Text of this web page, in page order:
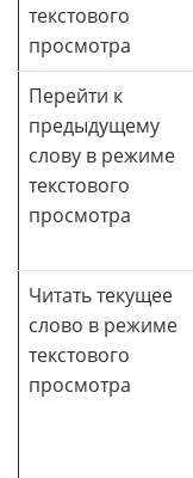
текстового
просмотра
Перейти к
предыдущему
слову в режиме
текстового
просмотра
Читать текущее
слово в режиме
текстового
просмотра